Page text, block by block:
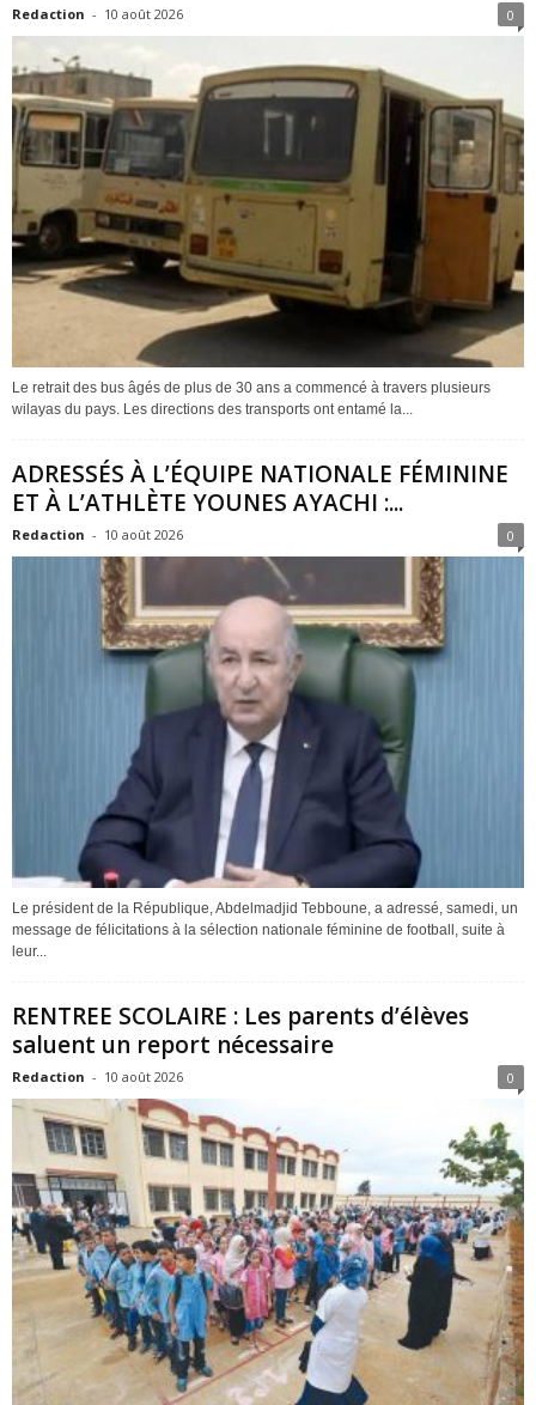
Redaction - 10 août 2026 0
Le retrait des bus âgés de plus de 30 ans a commencé à travers plusieurs
wilayas du pays. Les directions des transports ont entamé la...
ADRESSÉS À L’ÉQUIPE NATIONALE FÉMININE
ET À L’ATHLÈTE YOUNES AYACHI :...
Redaction - 10 août 2026 0
Le président de la République, Abdelmadjid Tebboune, a adressé, samedi, un
message de félicitations à la sélection nationale féminine de football, suite à
leur...
RENTREE SCOLAIRE : Les parents d’élèves
saluent un report nécessaire
Redaction - 10 août 2026 0